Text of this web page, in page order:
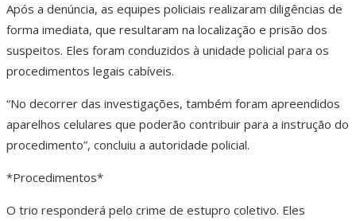
Após a denúncia, as equipes policiais realizaram diligências de
forma imediata, que resultaram na localização e prisão dos
suspeitos. Eles foram conduzidos à unidade policial para os
procedimentos legais cabíveis.
“No decorrer das investigações, também foram apreendidos
aparelhos celulares que poderão contribuir para a instrução do
procedimento”, concluiu a autoridade policial.
*Procedimentos*
O trio responderá pelo crime de estupro coletivo. Eles